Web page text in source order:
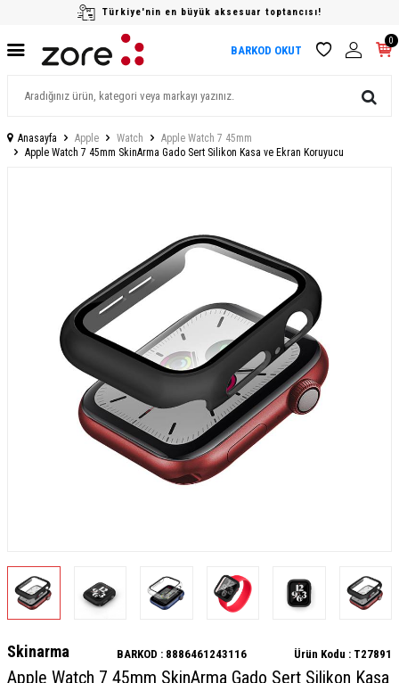
Türkiye'nin en büyük aksesuar toptancısı!
BARKOD OKUT
0
Anasayfa Apple Watch
Apple Watch 7 45mm
Apple Watch 7 45mm SkinArma Gado Sert Silikon Kasa ve Ekran Koruyucu
Skinarma BARKOD : 8886461243116 Ürün Kodu : T27891
Apple Watch 7 45mm SkinArma Gado Sert Silikon Kasa